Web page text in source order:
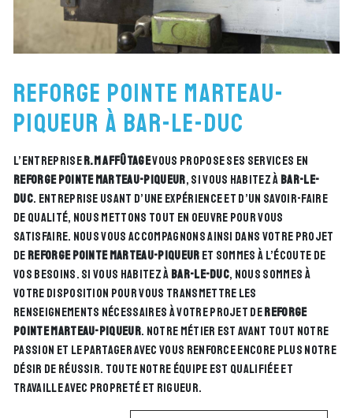
reforge pointe marteau-
piqueur à Bar-le-duc
L’entrepriseR.M Affûtagevous propose ses services en
reforge pointe marteau-piqueur, si vous habitez à Bar-le-
duc. Entreprise usant d’une expérience et d’un savoir-faire
de qualité, nous mettons tout en oeuvre pour vous
satisfaire. Nous vous accompagnons ainsi dans votre projet
de reforge pointe marteau-piqueur et sommes à l’écoute de
vos besoins. Si vous habitez à Bar-le-duc, nous sommes à
votre disposition pour vous transmettre les
renseignements nécessaires à votre projet dereforge
pointe marteau-piqueur. Notre métier est avant tout notre
passion et le partager avec vous renforce encore plus notre
désir de réussir. Toute notre équipe est qualifiée et
travaille avec propreté et rigueur.